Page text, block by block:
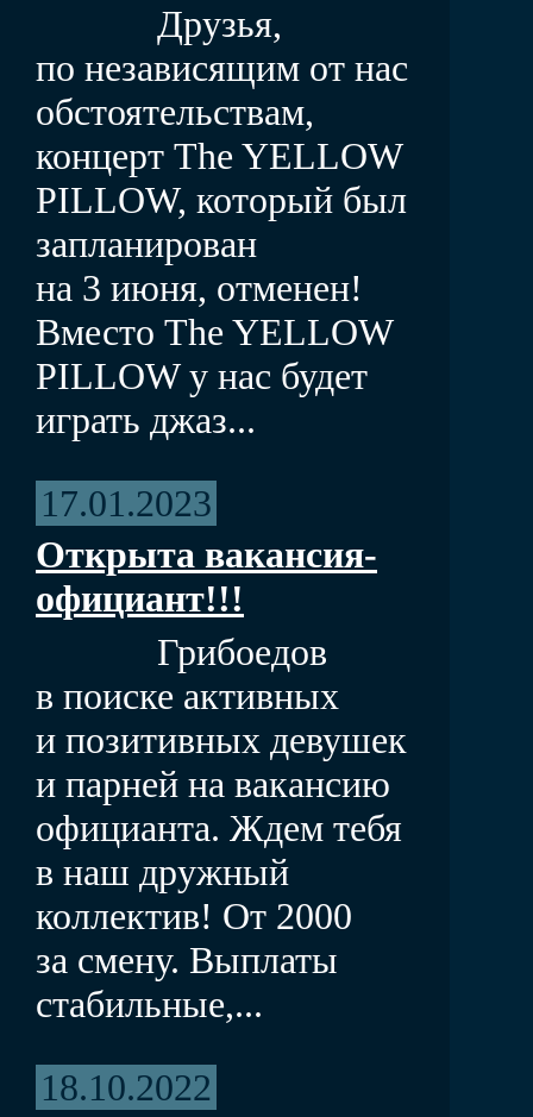
Друзья,
по независящим от нас
обстоятельствам,
концерт The YELLOW
PILLOW, который был
запланирован
на 3 июня, отменен!
Вместо The YELLOW
PILLOW у нас будет
играть джаз...
17.01.2023
Открыта вакансия-
официант!!!
Грибоедов
в поиске активных
и позитивных девушек
и парней на вакансию
официанта. Ждем тебя
в наш дружный
коллектив! От 2000
за смену. Выплаты
стабильные,...
18.10.2022